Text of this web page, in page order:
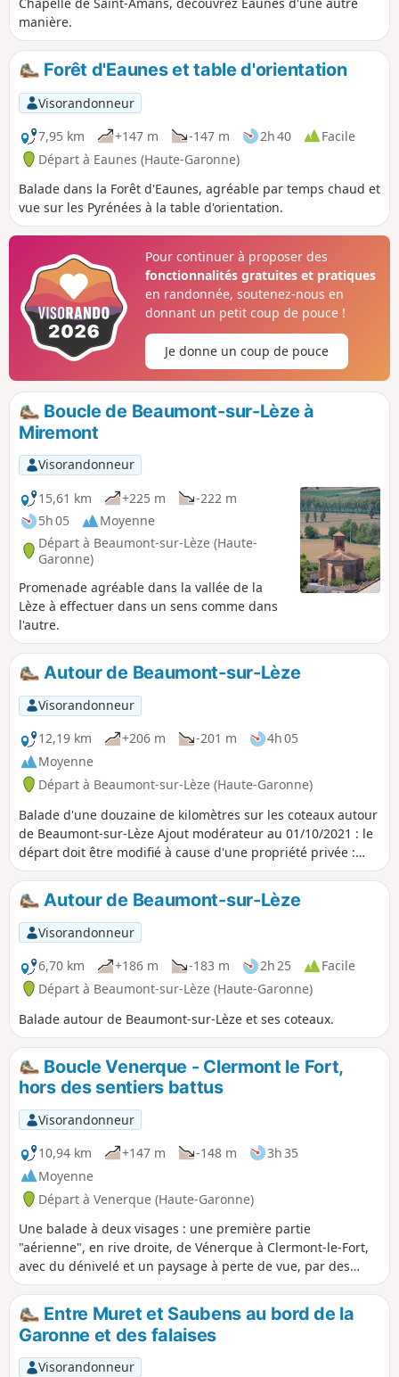
Chapelle de Saint-Amans, découvrez Eaunes d'une autre
manière.
Forêt d'Eaunes et table d'orientation
Visorandonneur
7,95 km
+147 m -147 m 2h 40
Facile
Départ à Eaunes (Haute-Garonne)
Balade dans la Forêt d'Eaunes, agréable par temps chaud et
vue sur les Pyrénées à la table d'orientation.
Pour continuer à proposer des
fonctionnalités gratuites et pratiques
en randonnée, soutenez-nous en
donnant un petit coup de pouce !
Je donne un coup de pouce
Boucle de Beaumont-sur-Lèze à
Miremont
Visorandonneur
15,61 km
+225 m
-222 m
5h 05
Moyenne
Départ à Beaumont-sur-Lèze (Haute-
Garonne)
Promenade agréable dans la vallée de la
Lèze à effectuer dans un sens comme dans
l'autre.
Autour de Beaumont-sur-Lèze
Visorandonneur
12,19 km
+206 m -201 m
4h 05
Moyenne
Départ à Beaumont-sur-Lèze (Haute-Garonne)
Balade d'une douzaine de kilomètres sur les coteaux autour
de Beaumont-sur-Lèze Ajout modérateur au 01/10/2021 : le
départ doit être modifié à cause d'une propriété privée :
Voir les commentaires dans le bas de cette fiche pour une
alternative
Autour de Beaumont-sur-Lèze
Visorandonneur
6,70 km
+186 m -183 m 2h 25
Facile
Départ à Beaumont-sur-Lèze (Haute-Garonne)
Balade autour de Beaumont-sur-Lèze et ses coteaux.
Boucle Venerque - Clermont le Fort,
hors des sentiers battus
Visorandonneur
10,94 km
+147 m -148 m
3h 35
Moyenne
Départ à Venerque (Haute-Garonne)
Une balade à deux visages : une première partie
"aérienne", en rive droite, de Vénerque à Clermont-le-Fort,
avec du dénivelé et un paysage à perte de vue, par des
sentiers inusités (en dehors des amateurs de trail) et, en
rive gauche, une seconde partie, totalement "pépère" qui
serpente entre lac, bords de rivière et quartiers paisibles
du Vernet.
Entre Muret et Saubens au bord de la
Garonne et des falaises
Visorandonneur